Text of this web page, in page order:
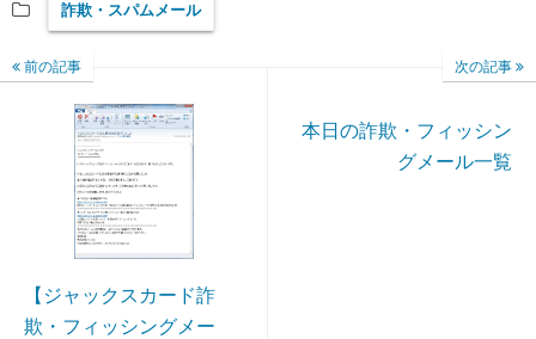
詐欺・スパムメール
前の記事
【ジャックスカード詐
欺・フィッシングメー
次の記事
本日の詐欺・フィッシン
グメール一覧